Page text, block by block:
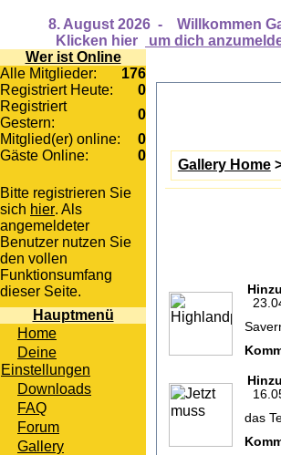
8. August 2026 -
Willkommen
Klicken hier
um dich
Wer ist Online
Alle Mitglieder:
176
Registriert Heute:
0
Registriert
Gestern:
0
Mitglied(er) online:
0
Gäste Online:
0
Bitte registrieren Sie
sich hier. Als
angemeldeter
Benutzer nutzen Sie
den vollen
Funktionsumfang
dieser Seite.
Hauptmenü
Home
Deine
Einstellungen
Downloads
FAQ
Forum
Gallery
Gallery Home
das